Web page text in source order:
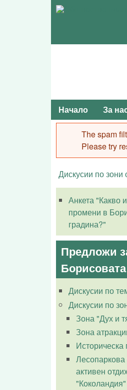
Main menu
Начало За
Error
The spam
Please try
You are
Дискусии по
Анкета "Какво
промени в
градина?"
Предложи
Борисовата
Дискусии по
Дискусии по
Зона "Дух и
Зона
Историческа
Лесопаркова
активен
"Коколандия"